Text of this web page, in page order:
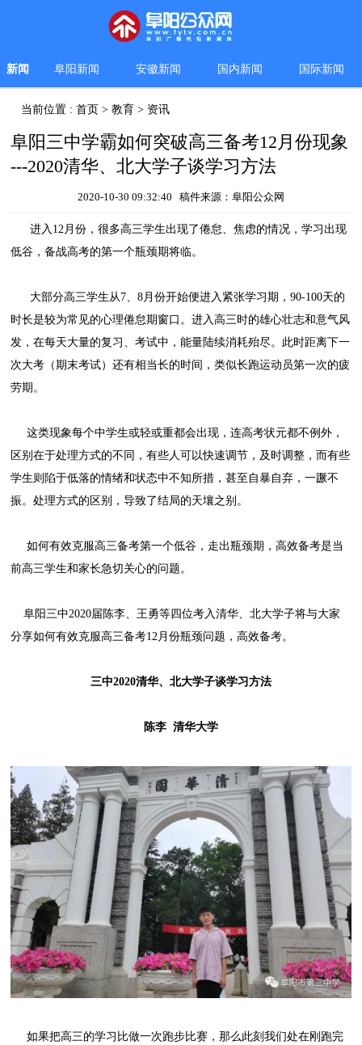
新闻 阜阳新闻 安徽新闻 国内新闻 国际新闻
当前位置 :首页 >教育 > 资讯
阜阳三中学霸如何突破高三备考12月份现象
---2020清华、北大学子谈学习方法
2020-10-30 09:32:40 稿件来源：阜阳公众网
进入12月份，很多高三学生出现了倦怠、焦虑的情况，学习出现
低谷，备战高考的第一个瓶颈期将临。
大部分高三学生从7、8月份开始便进入紧张学习期，90-100天的
时长是较为常见的心理倦怠期窗口。进入高三时的雄心壮志和意气风
发，在每天大量的复习、考试中，能量陆续消耗殆尽。此时距离下一
次大考（期末考试）还有相当长的时间，类似长跑运动员第一次的疲
劳期。
这类现象每个中学生或轻或重都会出现，连高考状元都不例外，
区别在于处理方式的不同，有些人可以快速调节，及时调整，而有些
学生则陷于低落的情绪和状态中不知所措，甚至自暴自弃，一蹶不
振。处理方式的区别，导致了结局的天壤之别。
如何有效克服高三备考第一个低谷，走出瓶颈期，高效备考是当
前高三学生和家长急切关心的问题。
阜阳三中2020届陈李、王勇等四位考入清华、北大学子将与大家
分享如何有效克服高三备考12月份瓶颈问题，高效备考。
三中2020清华、北大学子谈学习方法
陈李 清华大学
如果把高三的学习比做一次跑步比赛，那么此刻我们处在刚跑完